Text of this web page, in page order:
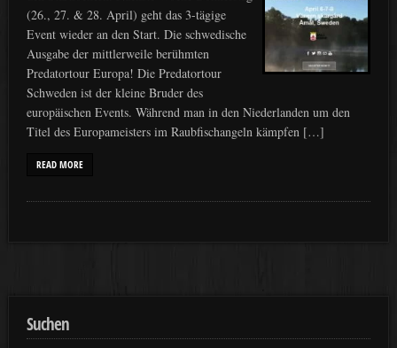
(26., 27. & 28. April) geht das 3-tägige
Event wieder an den Start. Die schwedische
Ausgabe der mittlerweile berühmten
Predatortour Europa! Die Predatortour
Schweden ist der kleine Bruder des
europäischen Events. Während man in den Niederlanden um den
Titel des Europameisters im Raubfischangeln kämpfen […]
READ MORE
Suchen